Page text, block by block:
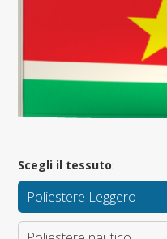
Scegli il tessuto:
Poliestere Leggero